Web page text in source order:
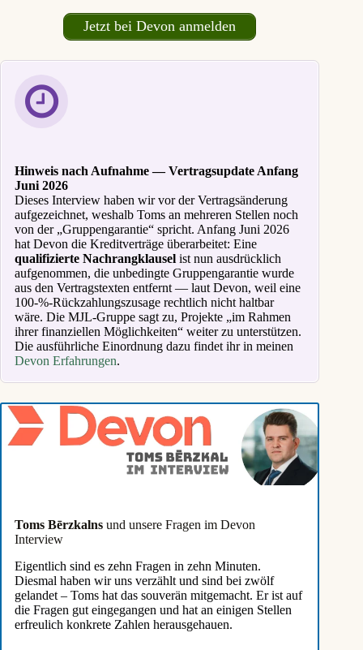
Jetzt bei Devon anmelden
Hinweis nach Aufnahme — Vertragsupdate Anfang
Juni 2026
Dieses Interview haben wir vor der Vertragsänderung
aufgezeichnet, weshalb Toms an mehreren Stellen noch
von der „Gruppengarantie“ spricht. Anfang Juni 2026
hat Devon die Kreditverträge überarbeitet: Eine
qualifizierte Nachrangklausel ist nun ausdrücklich
aufgenommen, die unbedingte Gruppengarantie wurde
aus den Vertragstexten entfernt — laut Devon, weil eine
100-%-Rückzahlungszusage rechtlich nicht haltbar
wäre. Die MJL-Gruppe sagt zu, Projekte „im Rahmen
ihrer finanziellen Möglichkeiten“ weiter zu unterstützen.
Die ausführliche Einordnung dazu findet ihr in meinen
Devon Erfahrungen.
Toms Bērzkalns und unsere Fragen im Devon
Interview
Eigentlich sind es zehn Fragen in zehn Minuten.
Diesmal haben wir uns verzählt und sind bei zwölf
gelandet – Toms hat das souverän mitgemacht. Er ist auf
die Fragen gut eingegangen und hat an einigen Stellen
erfreulich konkrete Zahlen herausgehauen.